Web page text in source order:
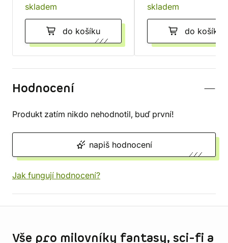
skladem
do košíku
skladem
do košíku
Hodnocení
Produkt zatím nikdo nehodnotil, buď první!
napiš hodnocení
Jak fungují hodnocení?
Vše pro milovníky fantasy, sci-fi a